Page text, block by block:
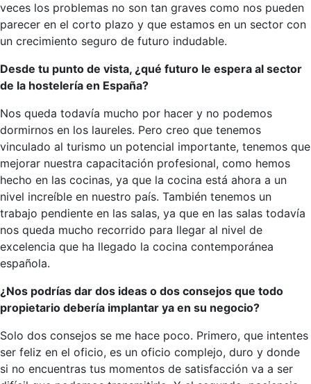
veces los problemas no son tan graves como nos pueden
parecer en el corto plazo y que estamos en un sector con
un crecimiento seguro de futuro indudable.
Desde tu punto de vista, ¿qué futuro le espera al sector
de la hostelería en España?
Nos queda todavía mucho por hacer y no podemos
dormirnos en los laureles. Pero creo que tenemos
vinculado al turismo un potencial importante, tenemos que
mejorar nuestra capacitación profesional, como hemos
hecho en las cocinas, ya que la cocina está ahora a un
nivel increíble en nuestro país. También tenemos un
trabajo pendiente en las salas, ya que en las salas todavía
nos queda mucho recorrido para llegar al nivel de
excelencia que ha llegado la cocina contemporánea
española.
¿Nos podrías dar dos ideas o dos consejos que todo
propietario debería implantar ya en su negocio?
Solo dos consejos se me hace poco. Primero, que intentes
ser feliz en el oficio, es un oficio complejo, duro y donde
si no encuentras tus momentos de satisfacción va a ser